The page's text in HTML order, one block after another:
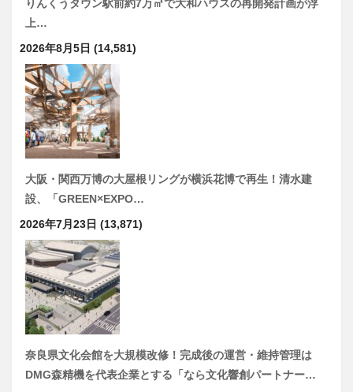
りんくうタウン駅前約7万㎡で大和ハウスの再開発計画が浮
上…
2026年8月5日 (14,581)
大阪・関西万博の大屋根リングが横浜花博で再生！清水建
設、「GREEN×EXPO…
2026年7月23日 (13,871)
奈良県文化会館を大規模改修！完成後の運営・維持管理は
DMG森精機を代表企業とする「なら文化響創パートナー…